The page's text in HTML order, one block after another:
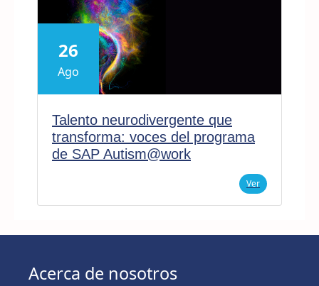
26
Ago
Talento neurodivergente que
transforma: voces del programa
de SAP Autism@work
Ver
Acerca de nosotros